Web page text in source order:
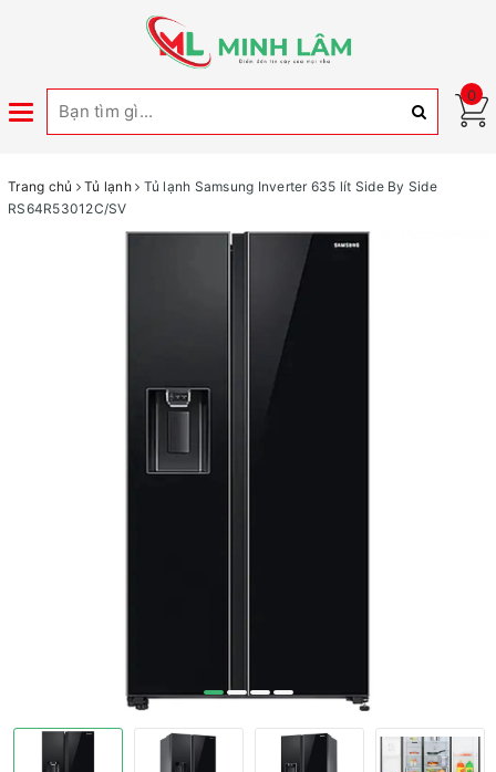
Toggle
0
Trang chủ Tủ lạnh
Tủ lạnh Samsung Inverter 635 lít Side By Side
RS64R53012C/SV